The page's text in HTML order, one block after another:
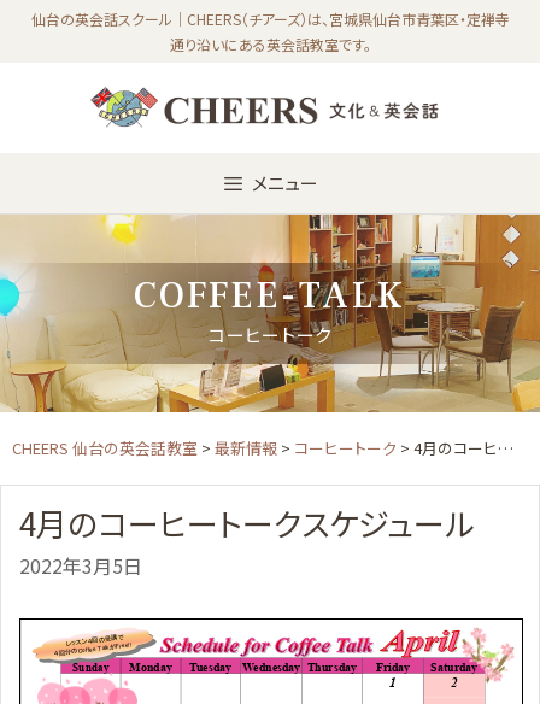
Skip仙台の英会話スクール｜CHEERS（チアーズ）は、宮城県仙台市青葉区・定禅寺
通り沿いにある英会話教室です。
メニュー
COFFEE-TALK
コーヒートーク
CHEERS 仙台の英会話教室 > 最新情報 > コーヒートーク > 4月のコーヒートークスケジュール
4月のコーヒートークスケジュール
2022年3月5日